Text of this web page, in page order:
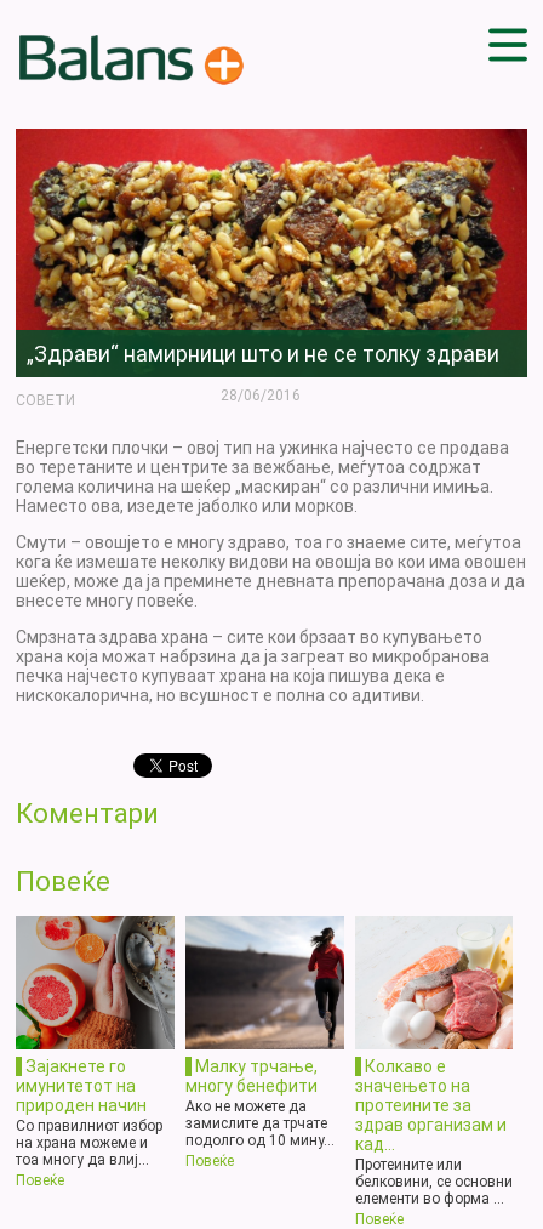
ДОМА
СОВЕТИ
ВЕЖБИ
ПЛАН ЗА ИСХРАНА
ЗДРАВИ РЕЦЕПТИ
БЛОГ
ПРОИЗВОДИ
КАМПАЊИ
„Здрави“ намирници што и не се толку здрави
СОВЕТИ 28/06/2016
Енергетски плочки – овој тип на ужинка најчесто се продава
во теретаните и центрите за вежбање, меѓутоа содржат
голема количина на шеќер „маскиран“ со различни имиња.
Наместо ова, изедете јаболко или морков.
Смути – овошјето е многу здраво, тоа го знаеме сите, меѓутоа
кога ќе измешате неколку видови на овошја во кои има овошен
шеќер, може да ја преминете дневната препорачана доза и да
внесете многу повеќе.
Смрзната здрава храна – сите кои брзаат во купувањето
храна која можат набрзина да ја загреат во микробранова
печка најчесто купуваат храна на која пишува дека е
нискокалорична, но всушност е полна со адитиви.
Коментари
Повеќе
Зајакнете го
имунитетот на
природен начин
Со правилниот избор
на храна можеме и
тоа многу да влиј...
Повеќе
Малку трчање,
многу бенефити
Ако не можете да
замислите да трчате
подолго од 10 мину...
Повеќе
Колкаво е
значењето на
протеините за
здрав организам и
кад...
Протеините или
белковини, се основни
елементи во форма ...
Повеќе